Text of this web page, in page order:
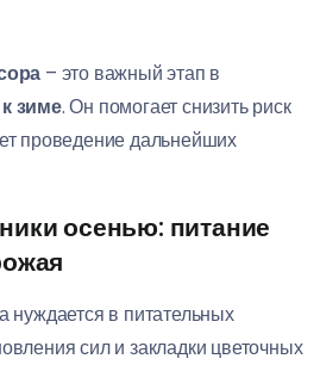
– это важный этап в
зиме. Он помогает снизить риск
проведение дальнейших
осенью: питание
нуждается в питательных
сил и закладки цветочных